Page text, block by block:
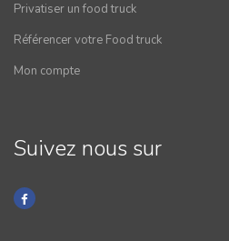
Privatiser un food truck
Référencer votre Food truck
Mon compte
Suivez nous sur